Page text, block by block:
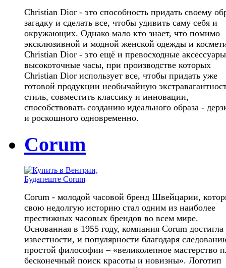
Christian Dior - это способность придать своему
загадку и сделать все, чтобы удивить саму себя и
окружающих. Однако мало кто знает, что помимо
эксклюзивной и модной женской одежды и
Christian Dior - это ещё и превосходные
высокоточные часы, при производстве которых
Christian Dior использует все, чтобы придать уже
готовой продукции необычайную
стиль, совместить классику и инновации,
способствовать созданию идеального образа -
и роскошного одновременно.
Corum
Corum - молодой часовой бренд Швейцарии,
свою недолгую историю стал одним из наиболее
престижных часовых брендов во всем мире.
Основанная в 1955 году, компания Corum достигла
известности, и популярности благодаря
простой философии – «великолепное мастерство
бесконечный поиск красоты и новизны». Логотип